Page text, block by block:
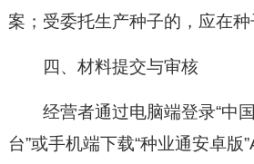
案；受委托生产种子的，应在种
四、材料提交与审核
经营者通过电脑端登录“中
台”或手机端下载“种业通安卓版